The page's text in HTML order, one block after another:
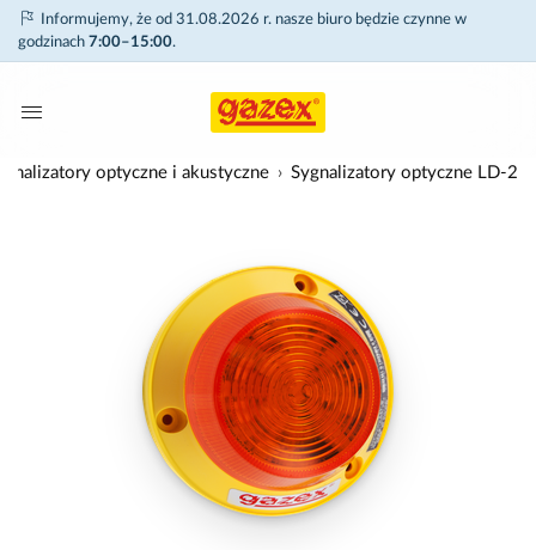
Informujemy, że od 31.08.2026 r. nasze biuro będzie czynne w
godzinach 7:00–15:00.
optyczne i akustyczne Sygnalizatory optyczne LD-2